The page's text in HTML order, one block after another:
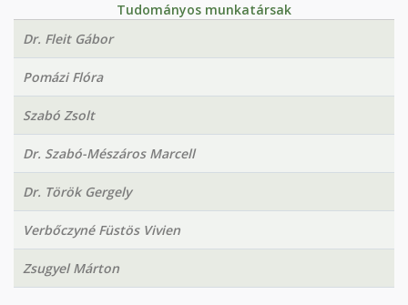
Tudományos munkatársak
Dr. Fleit Gábor
Pomázi Flóra
Szabó Zsolt
Dr. Szabó-Mészáros Marcell
Dr. Török Gergely
Verbőczyné Füstös Vivien
Zsugyel Márton